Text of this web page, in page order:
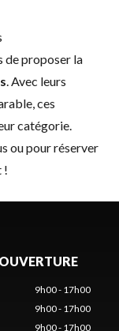
de proposer la
. Avec leurs
ces
catégorie.
ou pour réserver
!
9h00 - 17h00
9h00 - 17h00
9h00 - 17h00